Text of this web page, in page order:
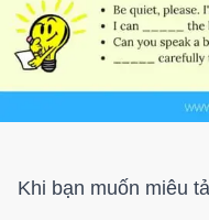
Khi bạn muốn miêu